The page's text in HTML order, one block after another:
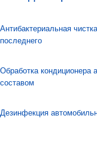
Антибактериальная
последнего
Обработка
составом
Дезинфекция